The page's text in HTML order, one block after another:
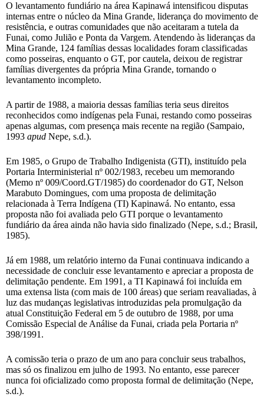
O levantamento fundiário na área Kapinawá intensificou disputas
internas entre o núcleo da Mina Grande, liderança do movimento de
resistência, e outras comunidades que não aceitaram a tutela da
Funai, como Julião e Ponta da Vargem. Atendendo às lideranças da
Mina Grande, 124 famílias dessas localidades foram classificadas
como posseiras, enquanto o GT, por cautela, deixou de registrar
famílias divergentes da própria Mina Grande, tornando o
levantamento incompleto.
A partir de 1988, a maioria dessas famílias teria seus direitos
reconhecidos como indígenas pela Funai, restando como posseiras
apenas algumas, com presença mais recente na região (Sampaio,
1993 apud Nepe, s.d.).
Em 1985, o Grupo de Trabalho Indigenista (GTI), instituído pela
Portaria Interministerial nº 002/1983, recebeu um memorando
(Memo nº 009/Coord.GT/1985) do coordenador do GT, Nelson
Marabuto Domingues, com uma proposta de delimitação
relacionada à Terra Indígena (TI) Kapinawá. No entanto, essa
proposta não foi avaliada pelo GTI porque o levantamento
fundiário da área ainda não havia sido finalizado (Nepe, s.d.; Brasil,
1985).
Já em 1988, um relatório interno da Funai continuava indicando a
necessidade de concluir esse levantamento e apreciar a proposta de
delimitação pendente. Em 1991, a TI Kapinawá foi incluída em
uma extensa lista (com mais de 100 áreas) que seriam reavaliadas, à
luz das mudanças legislativas introduzidas pela promulgação da
atual Constituição Federal em 5 de outubro de 1988, por uma
Comissão Especial de Análise da Funai, criada pela Portaria nº
398/1991.
A comissão teria o prazo de um ano para concluir seus trabalhos,
mas só os finalizou em julho de 1993. No entanto, esse parecer
nunca foi oficializado como proposta formal de delimitação (Nepe,
s.d.).